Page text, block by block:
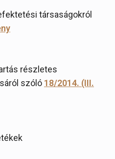
társaságokról
részletes
szóló 18/2014. (III.